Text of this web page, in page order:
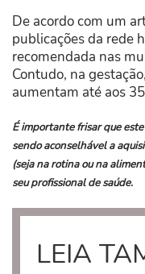
De acordo com um
publicações da rede
recomendada nas
Contudo, na
aumentam até aos
É importante frisar que
sendo aconselhável a
(seja na rotina ou na
seu profissional de saúde.
LEIA